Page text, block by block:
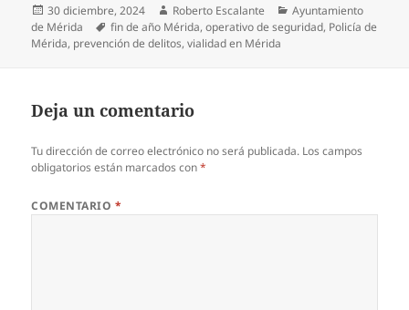
Publicado
el
30 diciembre, 2024 Autor
Roberto Escalante Categorías
Ayuntamiento
de Mérida
Etiquetas
fin de año Mérida,operativo de seguridad, Policía de
Mérida, prevención de delitos,vialidad en Mérida
Deja un comentario
Tu dirección de correo electrónico no será publicada. Los campos
obligatorios están marcados con*
COMENTARIO *